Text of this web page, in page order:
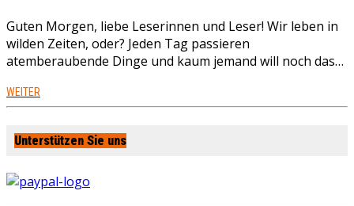
Guten Morgen, liebe Leserinnen und Leser! Wir leben in
wilden Zeiten, oder? Jeden Tag passieren
atemberaubende Dinge und kaum jemand will noch das…
WEITER
Unterstützen Sie uns